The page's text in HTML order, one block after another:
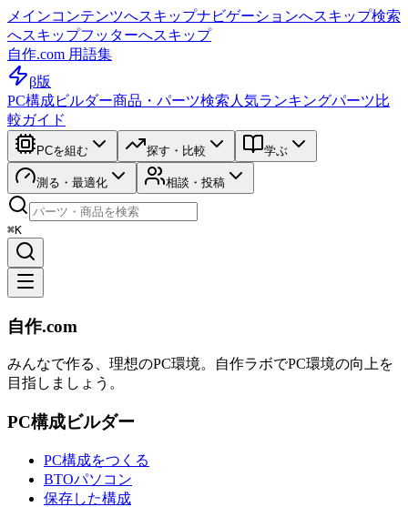
メインコンテンツへスキップナビゲーションへスキップ検索
へスキップフッターへスキップ
自作.com 用語集
β版
PC構成ビルダー商品・パーツ検索 人気ランキングパーツ比
較ガイド
PCを組む 探す・比較 学ぶ
測る・最適化 相談・投稿
⌘K
自作.com
みんなで作る、理想のPC環境。 自作ラボでPC環境の向上を
目指しましょう。
PC構成ビルダー
PC構成をつくる
BTOパソコン
保存した構成